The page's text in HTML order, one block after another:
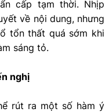
cấp tạm thời. Nhịp
về nội dung, nhưng
tổn thất quá sớm khi
sáng tỏ.
nghị
rút ra một số hàm ý